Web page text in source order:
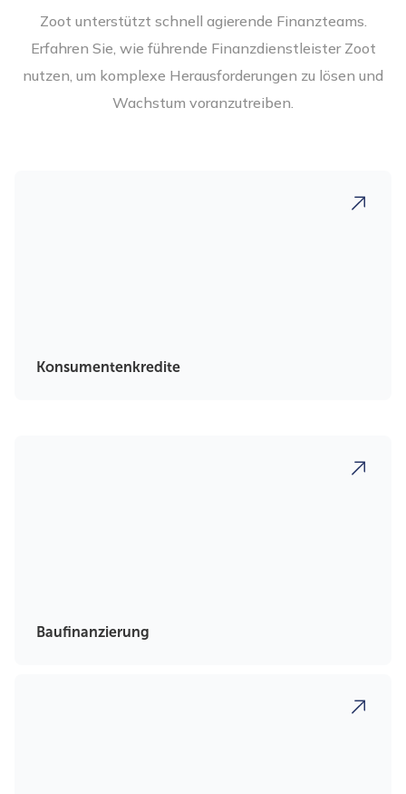
Zoot unterstützt schnell agierende Finanzteams.
Erfahren Sie, wie führende Finanzdienstleister Zoot
nutzen, um komplexe Herausforderungen zu lösen und
Wachstum voranzutreiben.
Konsumentenkredite
Baufinanzierung